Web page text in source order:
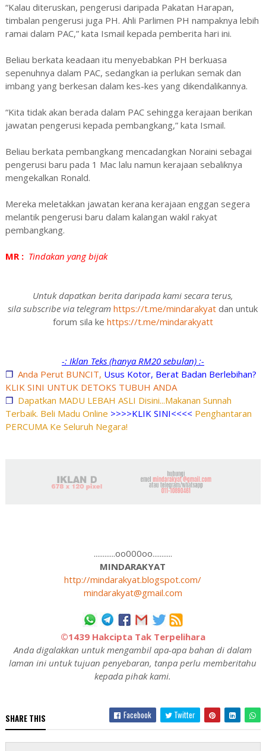
“Kalau diteruskan, pengerusi daripada Pakatan Harapan,
timbalan pengerusi juga PH. Ahli Parlimen PH nampaknya lebih
ramai dalam PAC,” kata Ismail kepada pemberita hari ini.
Beliau berkata keadaan itu menyebabkan PH berkuasa
sepenuhnya dalam PAC, sedangkan ia perlukan semak dan
imbang yang berkesan dalam kes-kes yang dikendalikannya.
“Kita tidak akan berada dalam PAC sehingga kerajaan berikan
jawatan pengerusi kepada pembangkang,” kata Ismail.
Beliau berkata pembangkang mencadangkan Noraini sebagai
pengerusi baru pada 1 Mac lalu namun kerajaan sebaliknya
mengekalkan Ronald.
Mereka meletakkan jawatan kerana kerajaan enggan segera
melantik pengerusi baru dalam kalangan wakil rakyat
pembangkang.
MR :Tindakan yang bijak
Untuk dapatkan berita daripada kami secara terus,
sila subscribe via telegram https://t.me/mindarakyat dan untuk
forum sila ke https://t.me/mindarakyatt
-: Iklan Teks (hanya RM20 sebulan) :-
❐ Anda Perut BUNCIT, Usus Kotor, Berat Badan Berlebihan?
KLIK SINI UNTUK DETOKS TUBUH ANDA
❐ Dapatkan MADU LEBAH ASLI Disini...Makanan Sunnah
Terbaik. Beli Madu Online >>>>KLIK SINI<<<< Penghantaran
PERCUMA Ke Seluruh Negara!
............oo000oo...........
MINDARAKYAT
http://mindarakyat.blogspot.com/
mindarakyat@gmail.com
©1439 Hakcipta Tak Terpelihara
Anda digalakkan untuk mengambil apa-apa bahan di dalam
laman ini untuk tujuan penyebaran, tanpa perlu memberitahu
kepada pihak kami.
SHARE THIS Facebook Twitter